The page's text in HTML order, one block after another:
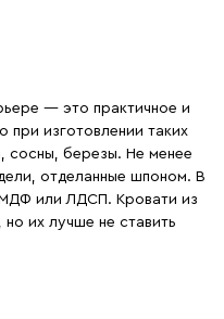
— это практичное и
при изготовлении таких
сосны, березы. Не менее
отделанные шпоном. В
или ЛДСП. Кровати из
их лучше не ставить